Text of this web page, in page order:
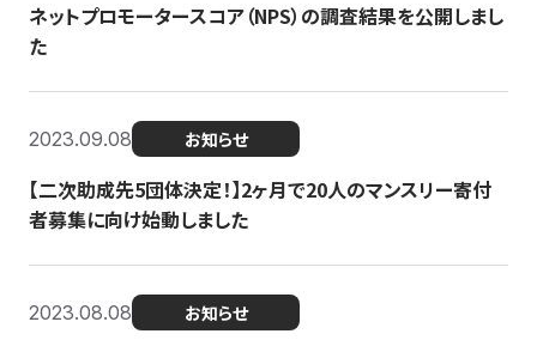
ネットプロモータースコア（NPS）の調査結果を公開しまし
た
2023.09.08 お知らせ
【二次助成先5団体決定！】2ヶ月で20人のマンスリー寄付
者募集に向け始動しました
2023.08.08 お知らせ